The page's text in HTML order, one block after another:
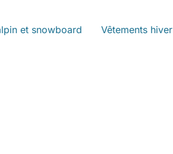
et snowboard Vêtements hiver